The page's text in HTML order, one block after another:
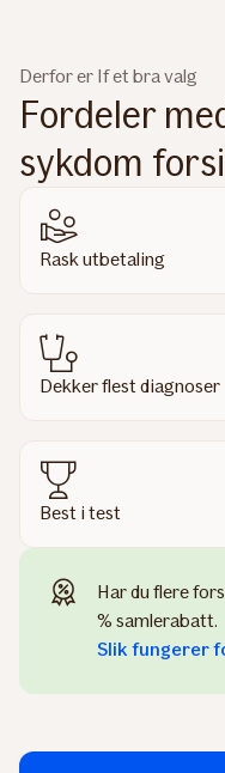
Derfor er If et bra valg
Fordeler
sykdom
Rask utbetaling
Dekker flest diagnoser
Best i test
Har du flere
% samlerabatt.
Slik fungerer